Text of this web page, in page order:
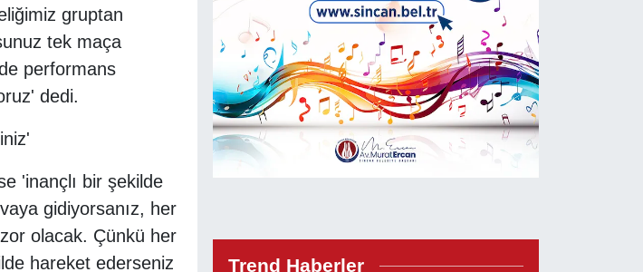
gruptan
tek maça
performans
dedi.
'inançlı bir şekilde
gidiyorsanız, her
olacak. Çünkü her
hareket ederseniz
Trend Haberler